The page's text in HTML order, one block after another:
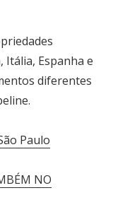
Itália, Espanha e
diferentes
Paulo
NO